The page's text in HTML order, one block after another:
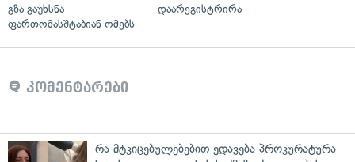
გზა გაუხსნა
ფართომასშტაბიან ომებს
დაარეგისტრირა
კომენტარები
რა მტკიცებულებებით ედავება პროკურატურა